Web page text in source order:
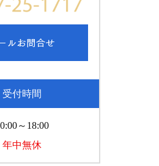
受付時間
～18:00
年中無休